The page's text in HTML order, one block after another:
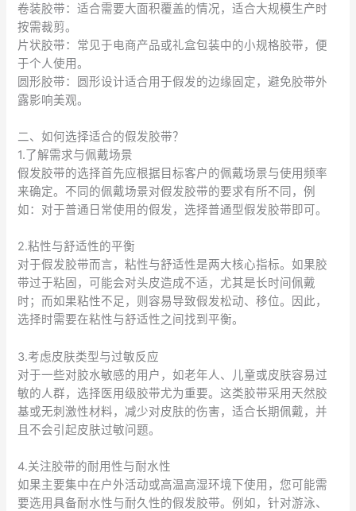
卷装胶带：适合需要大面积覆盖的情况，适合大规模生产时
按需裁剪。
片状胶带：常见于电商产品或礼盒包装中的小规格胶带，便
于个人使用。
圆形胶带：圆形设计适合用于假发的边缘固定，避免胶带外
露影响美观。
二、如何选择适合的假发胶带？
1.了解需求与佩戴场景
假发胶带的选择首先应根据目标客户的佩戴场景与使用频率
来确定。不同的佩戴场景对假发胶带的要求有所不同，例
如：对于普通日常使用的假发，选择普通型假发胶带即可。
2.粘性与舒适性的平衡
对于假发胶带而言，粘性与舒适性是两大核心指标。如果胶
带过于粘固，可能会对头皮造成不适，尤其是长时间佩戴
时；而如果粘性不足，则容易导致假发松动、移位。因此，
选择时需要在粘性与舒适性之间找到平衡。
3.考虑皮肤类型与过敏反应
对于一些对胶水敏感的用户，如老年人、儿童或皮肤容易过
敏的人群，选择医用级胶带尤为重要。这类胶带采用天然胶
基或无刺激性材料，减少对皮肤的伤害，适合长期佩戴，并
且不会引起皮肤过敏问题。
4.关注胶带的耐用性与耐水性
如果主要集中在户外活动或高温高湿环境下使用，您可能需
要选用具备耐水性与耐久性的假发胶带。例如，针对游泳、